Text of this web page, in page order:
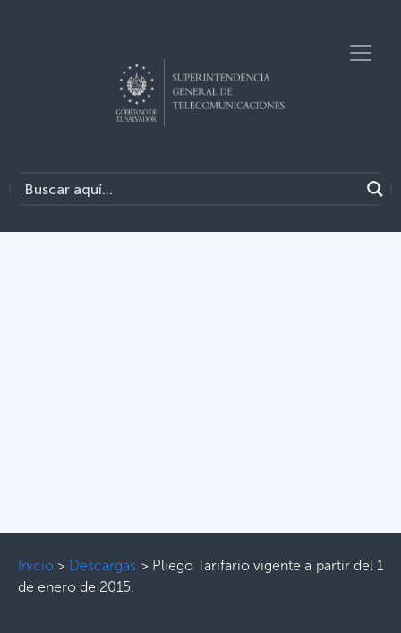
Inicio > Descargas > Pliego Tarifario vigente a partir del 1
de enero de 2015.